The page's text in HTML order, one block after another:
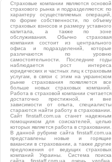
Страховые компании являются основой
страхового рынка и подразделяются: по
характеру осуществляемых операций,
по форме собственности, по объему
страховых взносов и размеру уставного
капитала, а также по зоне
обслуживания. Обычно страховая
компания состоит из центрального
офиса и подразделений, которые
различаются по уровню
самостоятельности. Последние годы
наблюдается рост интереса
юридических и частных лиц к страховым
услугам, в связи с этим на украинском
рынке страхования появляется все
больше новых страховых компаний.
Работа в страховой компании считается
достаточно престижной, и вне
зависимости от опыта, специалисты
стараются найти работу в страховании.
Сайт finstaff.com.ua станет надежным
помощником для соискателей, целью
которых является работа в страховании.
В данной рубрике сайта finstaff.com.ua
представлены новые и горящие
вакансии в страховании, а также другие
предложения от ведущих страховых
компаний Украины. Система поиска
сайта finstaff.com.ua очень удобна,